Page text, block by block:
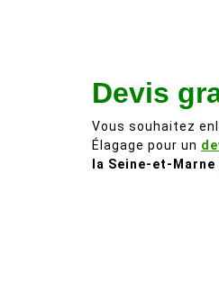
Devis
Vous souhaitez
Élagage pour un
la Seine-et-Marne